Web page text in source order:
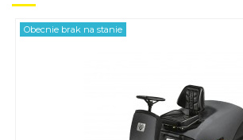
Obecnie brak na stanie